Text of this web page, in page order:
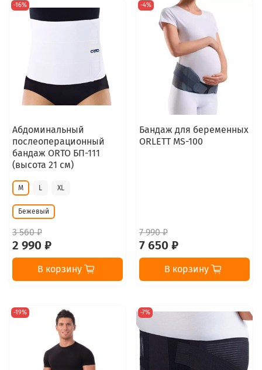
-16%
Абдоминальный
послеоперационный
бандаж ORTO БП-111
(высота 21 см)
M L XL
Бежевый
3 560 ₽
2 990 ₽
В корзину
-4%
Бандаж для беременных
ORLETT MS-100
7 990 ₽
7 650 ₽
В корзину
-19% -7%